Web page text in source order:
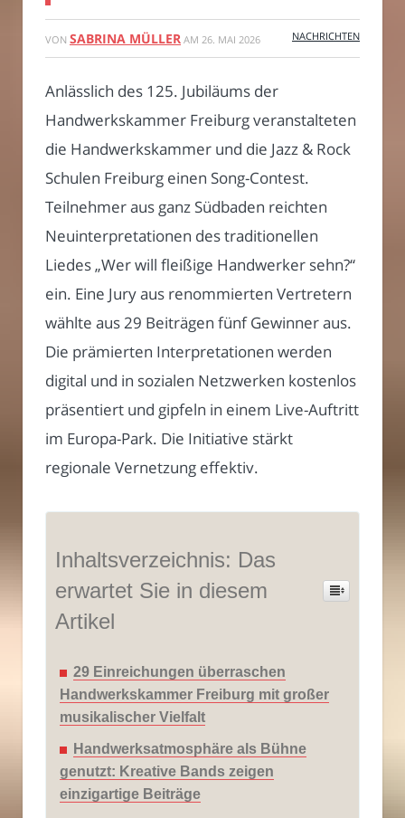
VON SABRINA MÜLLER AM 26. MAI 2026 NACHRICHTEN
Anlässlich des 125. Jubiläums der
Handwerkskammer Freiburg veranstalteten
die Handwerkskammer und die Jazz & Rock
Schulen Freiburg einen Song-Contest.
Teilnehmer aus ganz Südbaden reichten
Neuinterpretationen des traditionellen
Liedes „Wer will fleißige Handwerker sehn?“
ein. Eine Jury aus renommierten Vertretern
wählte aus 29 Beiträgen fünf Gewinner aus.
Die prämierten Interpretationen werden
digital und in sozialen Netzwerken kostenlos
präsentiert und gipfeln in einem Live-Auftritt
im Europa-Park. Die Initiative stärkt
regionale Vernetzung effektiv.
Inhaltsverzeichnis: Das
erwartet Sie in diesem
Artikel
29 Einreichungen überraschen
Handwerkskammer Freiburg mit großer
musikalischer Vielfalt
Handwerksatmosphäre als Bühne
genutzt: Kreative Bands zeigen
einzigartige Beiträge